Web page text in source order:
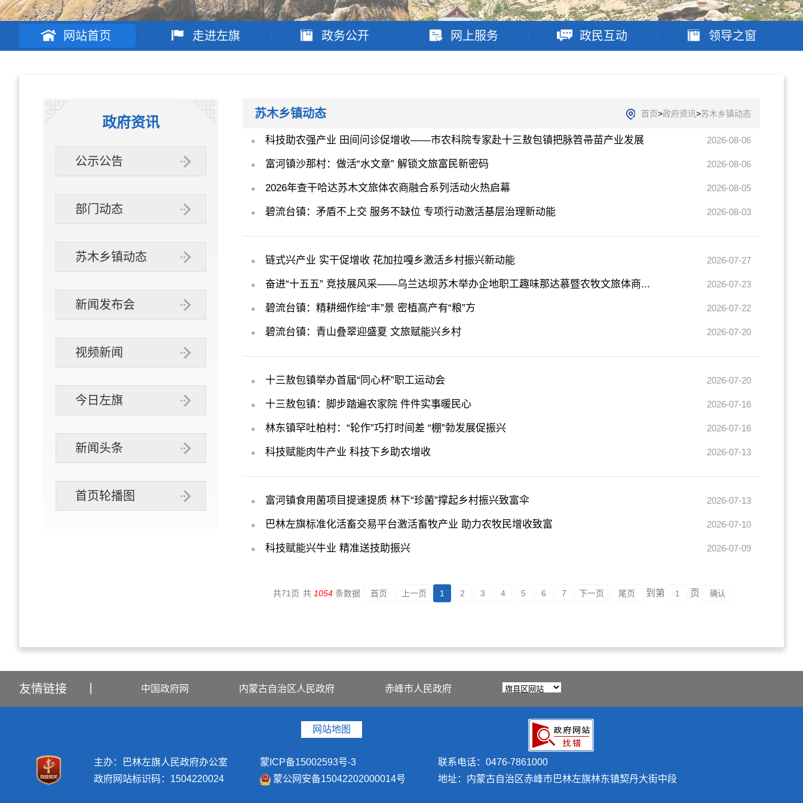
网站首页 走进左旗 政务公开 网上服务 政民互动 领导之窗
政府资讯
公示公告
部门动态
苏木乡镇动态
新闻发布会
视频新闻
今日左旗
新闻头条
首页轮播图
苏木乡镇动态 首页>政府资讯>苏木乡镇动态
科技助农强产业 田间问诊促增收——市农科院专家赴十三敖包镇把脉笤帚苗产业发展 2026-08-06
富河镇沙那村：做活“水文章” 解锁文旅富民新密码 2026-08-06
2026年查干哈达苏木文旅体农商融合系列活动火热启幕 2026-08-05
碧流台镇：矛盾不上交 服务不缺位 专项行动激活基层治理新动能 2026-08-03
链式兴产业 实干促增收 花加拉嘎乡激活乡村振兴新动能 2026-07-27
奋进“十五五” 竞技展风采——乌兰达坝苏木举办企地职工趣味那达慕暨农牧文旅体商... 2026-07-23
碧流台镇：精耕细作绘“丰”景 密植高产有“粮”方 2026-07-22
碧流台镇：青山叠翠迎盛夏 文旅赋能兴乡村 2026-07-20
十三敖包镇举办首届“同心杯”职工运动会 2026-07-20
十三敖包镇：脚步踏遍农家院 件件实事暖民心 2026-07-16
林东镇罕吐柏村：“轮作”巧打时间差 “棚”勃发展促振兴 2026-07-16
科技赋能肉牛产业 科技下乡助农增收 2026-07-13
富河镇食用菌项目提速提质 林下“珍菌”撑起乡村振兴致富伞 2026-07-13
巴林左旗标准化活畜交易平台激活畜牧产业 助力农牧民增收致富 2026-07-10
科技赋能兴牛业 精准送技助振兴 2026-07-09
共71 页 共 1054条数据 首页 上一页 1 2 3 4 5 6 7 下一页 尾页 到第 页
友情链接 中国政府网 内蒙古自治区人民政府 赤峰市人民政府
网站地图
主办：巴林左旗人民政府办公室
政府网站标识码：1504220024
蒙ICP备15002593号-3
蒙公网安备15042202000014号
联系电话：0476-7861000
地址：内蒙古自治区赤峰市巴林左旗林东镇契丹大街中段